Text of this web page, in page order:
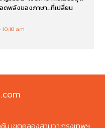
ดพลังของภาษา…ที่เปลี่ยน
10:10 am